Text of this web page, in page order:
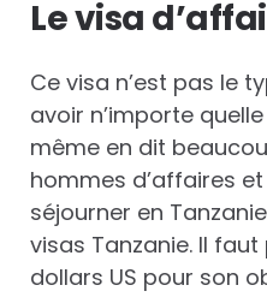
Le visa
Ce visa n’est pas le
avoir n’importe
même en dit
hommes d’affaires
séjourner en
visas Tanzanie. Il
dollars US pour son